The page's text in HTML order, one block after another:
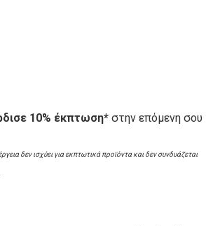
10% έκπτωση* στην επόμενη σου
δεν ισχύει για εκπτωτικά προϊόντα και δεν συνδυάζεται